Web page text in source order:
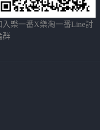
入樂一番X樂淘一番Line討
群